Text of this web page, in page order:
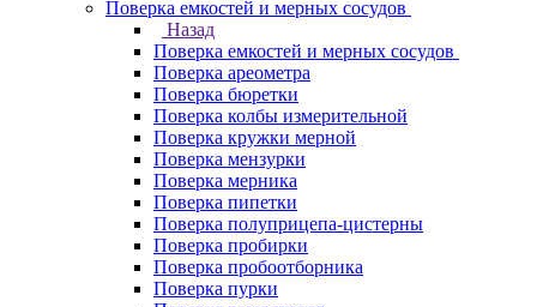
Поверка емкостей и мерных сосудов
Назад
Поверка емкостей и мерных сосудов
Поверка ареометра
Поверка бюретки
Поверка колбы измерительной
Поверка кружки мерной
Поверка мензурки
Поверка мерника
Поверка пипетки
Поверка полуприцепа-цистерны
Поверка пробирки
Поверка пробоотборника
Поверка пурки